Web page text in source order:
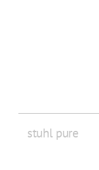
stuhl pure